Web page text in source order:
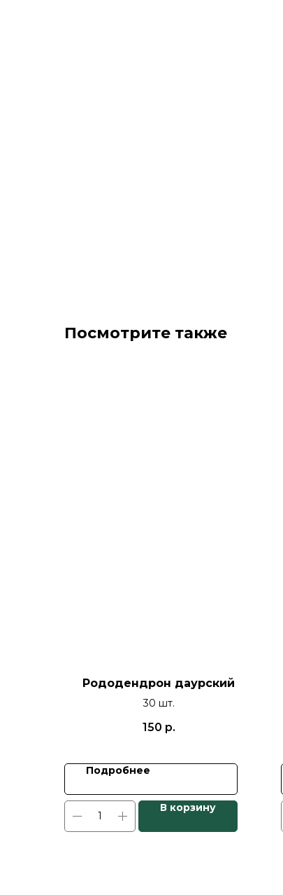
Посмотрите также
Рододендрон даурский
30 шт.
150 р.
Подробнее
В корзину